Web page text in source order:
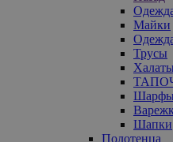
Майки
Трусы
Халаты
Шапки
Полотенца